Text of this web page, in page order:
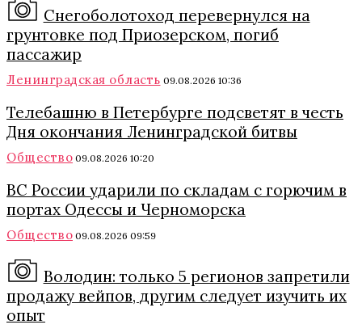
Снегоболотоход перевернулся на
грунтовке под Приозерском, погиб
пассажир
Ленинградская область 09.08.2026 10:36
Телебашню в Петербурге подсветят в честь
Дня окончания Ленинградской битвы
Общество 09.08.2026 10:20
ВС России ударили по складам с горючим в
портах Одессы и Черноморска
Общество 09.08.2026 09:59
Володин: только 5 регионов запретили
продажу вейпов, другим следует изучить их
опыт